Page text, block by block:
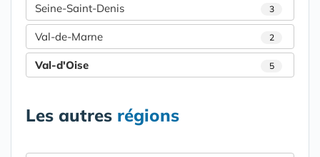
Seine-Saint-Denis 3
Val-de-Marne 2
Val-d'Oise 5
Les autres régions